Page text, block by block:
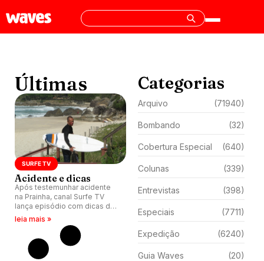
Últimas
SURFE TV
Acidente e dicas
Após testemunhar acidente
na Prainha, canal Surfe TV
lança episódio com dicas de
segurança de Carlos Burle.
leia mais »
Categorias
Arquivo (71940)
Bombando (32)
Cobertura Especial (640)
Colunas (339)
Entrevistas (398)
Especiais (7711)
Expedição (6240)
Guia Waves (20)